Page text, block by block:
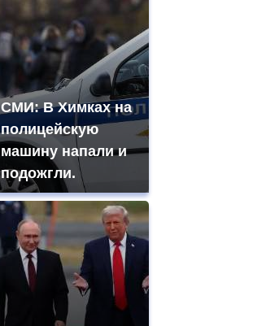
СМИ: В Химках на
полицейскую
машину напали и
подожгли.